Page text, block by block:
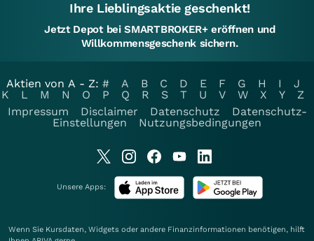
Ihre Lieblingsaktie geschenkt!
Jetzt Depot bei SMARTBROKER+ eröffnen und
Willkommensgeschenk sichern.
Aktien von A - Z: # A B C D E F G H I
J
K
L M N O P Q R S T U V W X Y
Z
Impressum
Disclaimer Datenschutz
Datenschutz-
Einstellungen
Nutzungsbedingungen
Unsere Apps:
Wenn Sie Kursdaten, Widgets oder andere Finanzinformationen benötigen, hilft